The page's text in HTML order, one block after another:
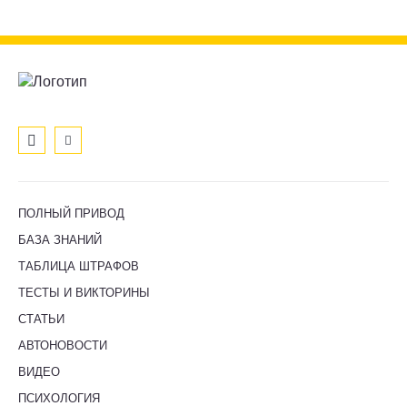
ПОЛНЫЙ ПРИВОД
БАЗА ЗНАНИЙ
ТАБЛИЦА ШТРАФОВ
ТЕСТЫ И ВИКТОРИНЫ
СТАТЬИ
АВТОНОВОСТИ
ВИДЕО
ПСИХОЛОГИЯ